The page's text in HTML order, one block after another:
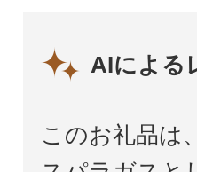
AIによる
このお礼品は